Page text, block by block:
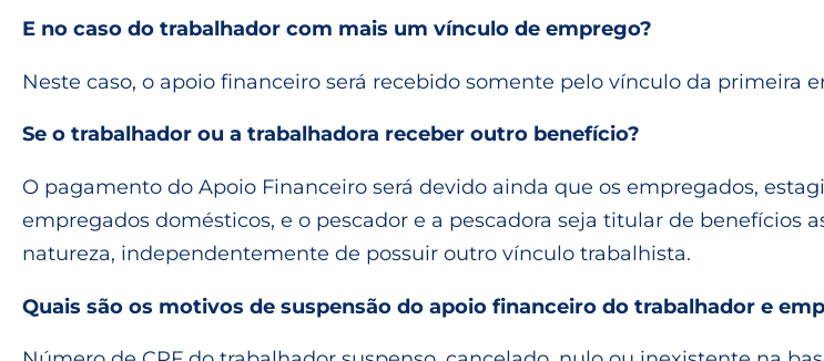
E no caso do trabalhador com mais um vínculo de emprego?
Neste caso, o apoio financeiro será recebido somente pelo vínculo da primeira
Se o trabalhador ou a trabalhadora receber outro benefício?
O pagamento do Apoio Financeiro será devido ainda que os empregados,
empregados domésticos, e o pescador e a pescadora seja titular de
natureza, independentemente de possuir outro vínculo trabalhista.
Quais são os motivos de suspensão do apoio financeiro do trabalhador e